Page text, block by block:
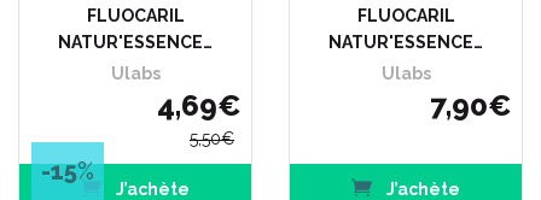
FLUOCARIL
NATUR'ESSENCE…
Ulabs
4,69€
5,50€
-15%
J’achète
FLUOCARIL
NATUR'ESSENCE…
Ulabs
7,90€
J’achète